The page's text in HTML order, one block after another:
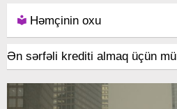
Həmçinin oxu
Ən sərfəli krediti almaq üçün